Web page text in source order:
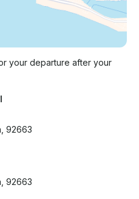
your departure after your
92663
92663